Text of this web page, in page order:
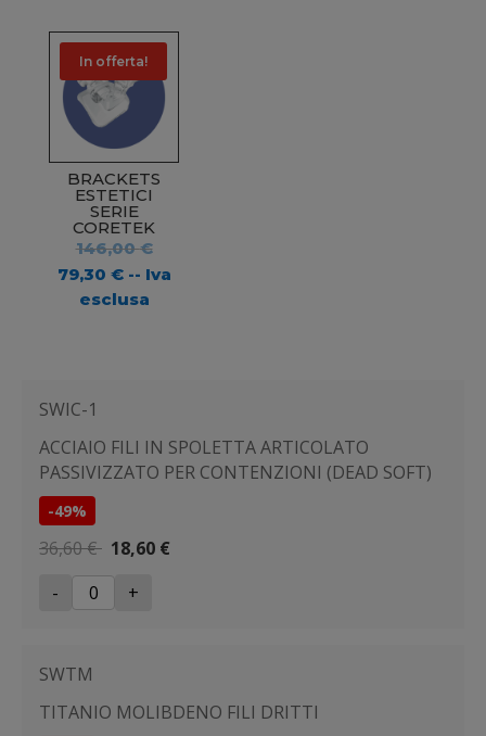
19,90 €.
è:
18,90 €.
In offerta!
BRACKETS
ESTETICI
SERIE
CORETEK
146,00€Il
prezzo
79,30 €Il
prezzo
-- Iva
esclusa
SWIC-1
ACCIAIO FILI IN SPOLETTA ARTICOLATO
PASSIVIZZATO PER CONTENZIONI (DEAD SOFT)
-49%
36,60 € 18,60 €
-
+
SWTM
TITANIO MOLIBDENO FILI DRITTI